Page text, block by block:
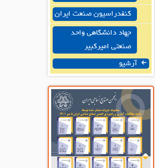
کنفدراسیون صنعت ایران
جهاد دانشگاهی واحد
صنعتی امیرکبیر
آرشیو